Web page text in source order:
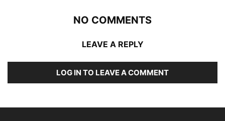
NO COMMENTS
LEAVE A REPLY
LOG IN TO LEAVE A COMMENT